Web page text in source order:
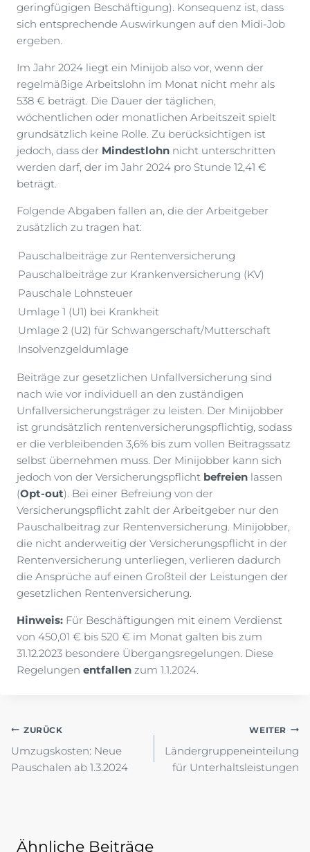
geringfügigen Beschäftigung). Konsequenz ist, dass
sich entsprechende Auswirkungen auf den Midi-Job
ergeben.
Im Jahr 2024 liegt ein Minijob also vor, wenn der
regelmäßige Arbeitslohn im Monat nicht mehr als
538 € beträgt. Die Dauer der täglichen,
wöchentlichen oder monatlichen Arbeitszeit spielt
grundsätzlich keine Rolle. Zu berücksichtigen ist
jedoch, dass der Mindestlohn nicht unterschritten
werden darf, der im Jahr 2024 pro Stunde 12,41 €
beträgt.
Folgende Abgaben fallen an, die der Arbeitgeber
zusätzlich zu tragen hat:
Pauschalbeiträge zur Rentenversicherung
Pauschalbeiträge zur Krankenversicherung (KV)
Pauschale Lohnsteuer
Umlage 1 (U1) bei Krankheit
Umlage 2 (U2) für Schwangerschaft/Mutterschaft
Insolvenzgeldumlage
Beiträge zur gesetzlichen Unfallversicherung sind
nach wie vor individuell an den zuständigen
Unfallversicherungsträger zu leisten. Der Minijobber
ist grundsätzlich rentenversicherungspflichtig, sodass
er die verbleibenden 3,6% bis zum vollen Beitragssatz
selbst übernehmen muss. Der Minijobber kann sich
jedoch von der Versicherungspflicht befreien lassen
(Opt-out). Bei einer Befreiung von der
Versicherungspflicht zahlt der Arbeitgeber nur den
Pauschalbeitrag zur Rentenversicherung. Minijobber,
die nicht anderweitig der Versicherungspflicht in der
Rentenversicherung unterliegen, verlieren dadurch
die Ansprüche auf einen Großteil der Leistungen der
gesetzlichen Rentenversicherung.
Hinweis: Für Beschäftigungen mit einem Verdienst
von 450,01 € bis 520 € im Monat galten bis zum
31.12.2023 besondere Übergangsregelungen. Diese
Regelungen entfallen zum 1.1.2024.
Beitragsnavigation
ZURÜCK
Umzugskosten: Neue
Pauschalen ab 1.3.2024
WEITER
Ländergruppeneinteilung
für Unterhaltsleistungen
Ähnliche Beiträge